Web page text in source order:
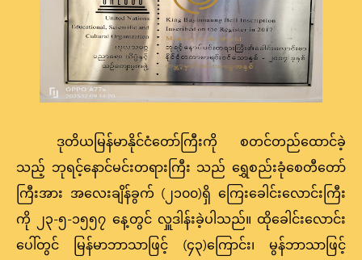
ဒုတိယမြန်မာနိုင်ငံတော်ကြီးကို စတင်တည်ထောင်ခဲ့
သည့် ဘုရင့်နောင်မင်းတရားကြီး သည် ရွှေစည်းခုံစေတီတော်
ကြီးအား အလေးချိန်ခွက် (၂၁၀၀)ရှိ ကြေးခေါင်းလောင်းကြီး
ကို ၂၃-၅-၁၅၅၇ နေ့တွင် လှူဒါန်းခဲ့ပါသည်။ ထိုခေါင်းလောင်း
ပေါ်တွင် မြန်မာဘာသာဖြင့် (၄၃)ကြောင်း၊ မွန်ဘာသာဖြင့်